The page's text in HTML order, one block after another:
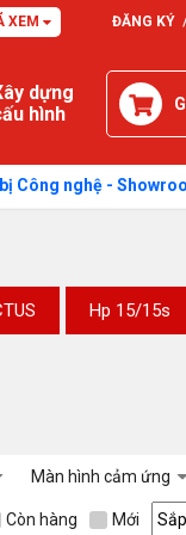
XEM ĐĂNG KÝ
dựng
hình
- Showroom:
Hp 15/15s
Màn hình cảm ứng
Còn hàng Mới